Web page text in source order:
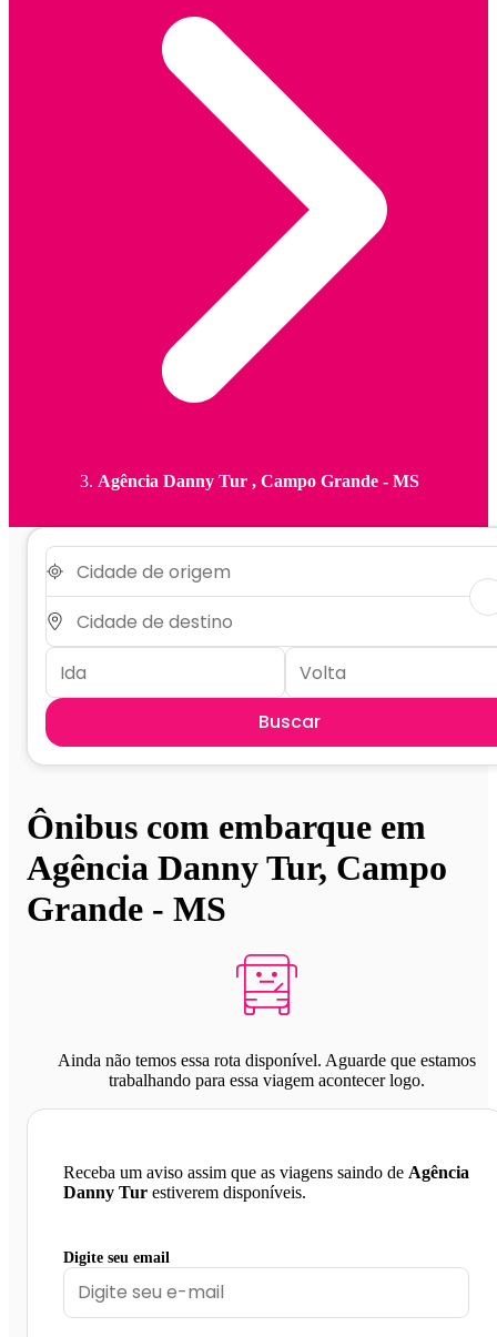
Agência Danny Tur , Campo Grande - MS
Buscar
Ônibus com embarque em
Agência Danny Tur, Campo
Grande - MS
Ainda não temos essa rota disponível. Aguarde que estamos
trabalhando para essa viagem acontecer logo.
Receba um aviso assim que as viagens saindo de Agência
Danny Tur estiverem disponíveis.
Digite seu email